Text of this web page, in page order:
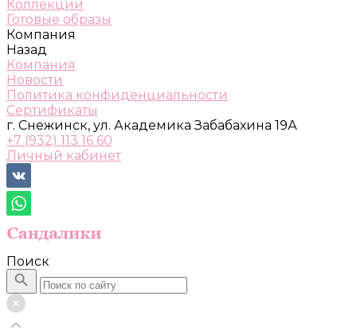
Коллекции
Готовые образы
Компания
Назад
Компания
Новости
Политика конфиденциальности
Сертификаты
г. Снежинск, ул. Академика Забабахина 19А
+7 (932) 113 16 60
Личный кабинет
Поиск